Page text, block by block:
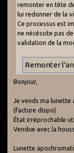
remonter en tête
lui redonner de la
Ce processus est
ne nécéssite pas de
validation de la
Bonjour,
Je vends ma lunette
(facture dispo)
État irréprochable
Vendue avec la
Lunette